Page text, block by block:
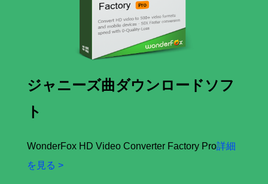
ジャニーズ曲ダウンロードソフ
ト
WonderFox HD Video Converter Factory Pro詳細
を見る >